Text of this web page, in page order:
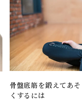
骨盤底筋を鍛えてあ
くするには